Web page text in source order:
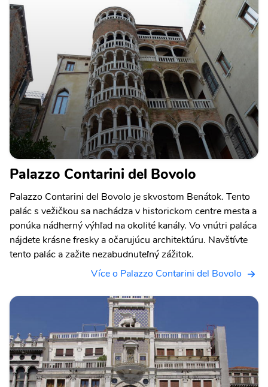
Palazzo Contarini del Bovolo
Palazzo Contarini del Bovolo je skvostom Benátok. Tento
palác s vežičkou sa nachádza v historickom centre mesta a
ponúka nádherný výhľad na okolité kanály. Vo vnútri paláca
nájdete krásne fresky a očarujúcu architektúru. Navštívte
tento palác a zažite nezabudnuteľný zážitok.
Více o Palazzo Contarini del Bovolo